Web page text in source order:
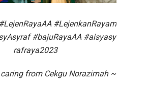
#LejenkanRayam
#bajuRayaAA #aisyasy
rafraya2023
from Cekgu Norazimah ~